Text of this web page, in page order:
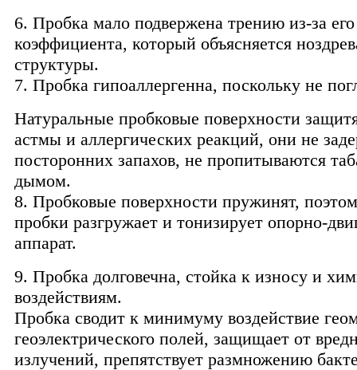
6. Пробка мало подвержена трению из-за
коэффициента, который объясняется
структуры.
7. Пробка гипоаллергенна, поскольку не
Натуральные пробковые поверхности
астмы и аллергических реакций, они не
посторонних запахов, не пропитываются
дымом.
8. Пробковые поверхности пружинят,
пробки разгружает и тонизирует опорно-
аппарат.
9. Пробка долговечна, стойка к износу и
воздействиям.
Пробка сводит к минимуму воздействие
геоэлектрического полей, защищает от
излучений, препятствует размножению